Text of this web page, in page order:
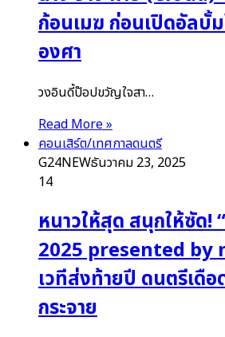
ก้อนเมฆ ก่อนเปิดอัลบั้
องศา
วงอินดี้ป๊อปขวัญใจสา…
Read More »
คอนเสิร์ต/เทศกาลดนตรี
G24NEWธันวาคม 23, 2025
14
หนาวให้สุด สนุกให้ซัด!
2025 presented by
เวทีส่งท้ายปี ดนตรีเดื
กระจาย